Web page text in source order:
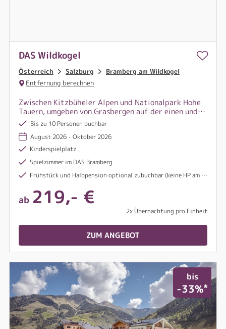
DAS Wildkogel
Österreich Salzburg
Bramberg am Wildkogel
Entfernung berechnen
Zwischen Kitzbüheler Alpen und Nationalpark Hohe
Tauern, umgeben von Grasbergen auf der einen und
einzigartiger Hochgebirgslandschaft auf der
anderen Talseite, befinden sich großzügig-
gemütliche Luxus Apartments. Hier fehlt es Euch an
nichts.
Bis zu 10 Personen buchbar
August 2026 - Oktober 2026
Kinderspielplatz
Spielzimmer im DAS Bramberg
Frühstück und Halbpension optional zubuchbar (keine HP am Montag möglich)
ab 219,- €
2x Übernachtung pro Einheit
ZUM ANGEBOT
bis
-33%*